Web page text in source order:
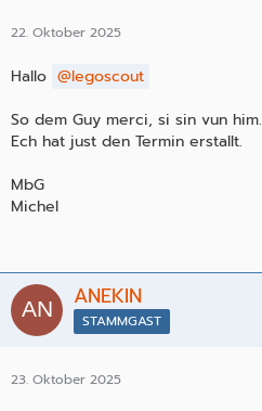
22. Oktober 2025
Hallo
legoscout
So dem Guy merci, si sin vun him.
Ech hat just den Termin erstallt.
MbG
Michel
ANEKIN
STAMMGAST
23. Oktober 2025